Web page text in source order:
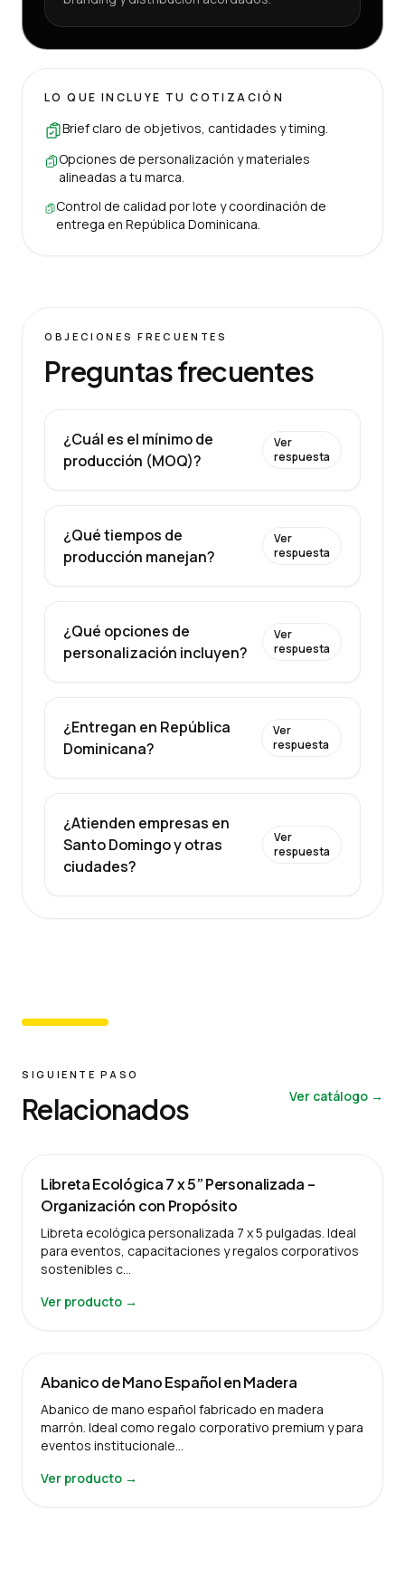
LO QUE INCLUYE TU COTIZACIÓN
Brief claro de objetivos, cantidades y timing.
Opciones de personalización y materiales
alineadas a tu marca.
Control de calidad por lote y coordinación de
entrega en República Dominicana.
OBJECIONES FRECUENTES
Preguntas frecuentes
¿Cuál es el mínimo de
producción (MOQ)?
Ver
respuesta
¿Qué tiempos de
producción manejan?
Ver
respuesta
¿Qué opciones de
personalización incluyen?
Ver
respuesta
¿Entregan en República
Dominicana?
Ver
respuesta
¿Atienden empresas en
Santo Domingo y otras
ciudades?
Ver
respuesta
SIGUIENTE PASO
Relacionados Ver catálogo →
Libreta Ecológica 7 x 5” Personalizada –
Organización con Propósito
Libreta ecológica personalizada 7 x 5 pulgadas. Ideal
para eventos, capacitaciones y regalos corporativos
sostenibles c…
Ver producto →
Abanico de Mano Español en Madera
Abanico de mano español fabricado en madera
marrón. Ideal como regalo corporativo premium y para
eventos institucionale…
Ver producto →